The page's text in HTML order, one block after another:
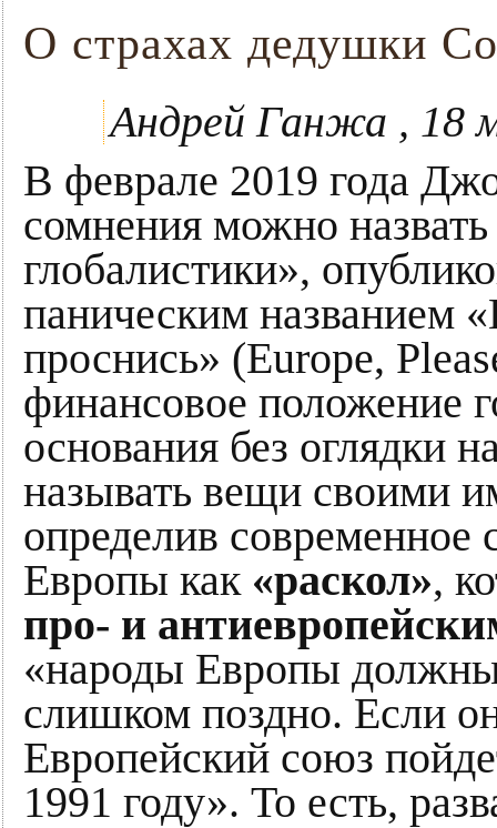
О страхах дедушки
Андрей Ганжа , 18
В феврале 2019 года
сомнения можно
глобалистики»,
паническим названием
проснись» (Europe,
финансовое положение
основания без оглядки
называть вещи своими
определив современное
Европы как «раскол»,
про‑ и
«народы Европы должны
слишком поздно. Если
Европейский союз
1991 году». То есть,